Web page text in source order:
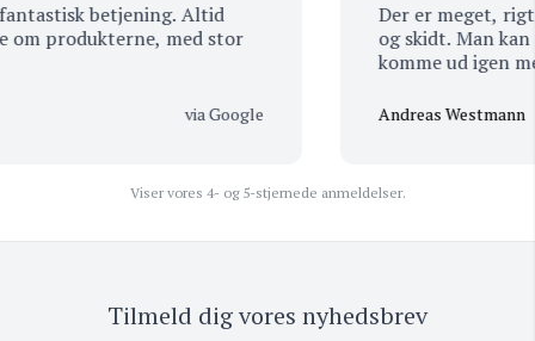
betjening. Altid
produkterne, med stor
via Google
Der er meget,
og skidt. Man kan
komme ud igen
Så er det godt, at
Andreas Westmann
Viser vores 4- og 5-stjernede anmeldelser.
Tilmeld dig vores nyhedsbrev